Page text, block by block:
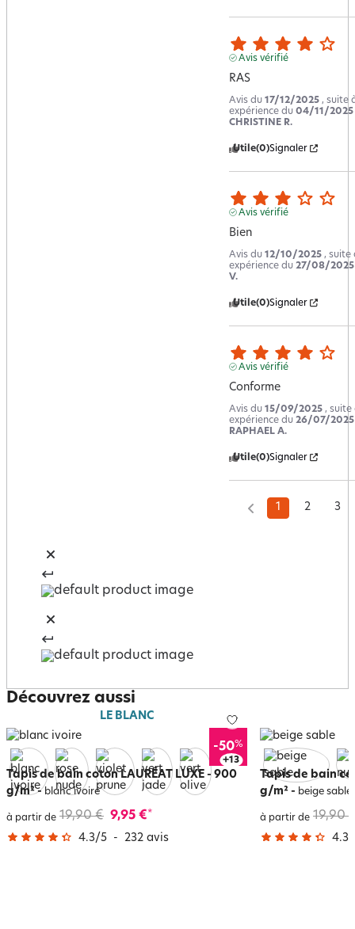
Avis vérifié
RAS
Avis du 17/12/2025 , suite
expérience du 04/11/2025
CHRISTINE R.
Utile(0)Signaler
Avis vérifié
Bien
Avis du 12/10/2025 , suite
expérience du 27/08/2025
V.
Utile(0)Signaler
Avis vérifié
Conforme
Avis du 15/09/2025 , suite
expérience du 26/07/2025
RAPHAEL A.
Utile(0)Signaler
1 2 3
Découvrez aussi
LE BLANC
-50%
+17
Tapis de bain coton LAURÉAT LUXE - 900
g/m²-blanc ivoire
à partir de 19,90 € 9,95 €*
4.3/5 - 232 avis
Tapis de bain
g/m² - beige sable
à partir de 19,90
4.3